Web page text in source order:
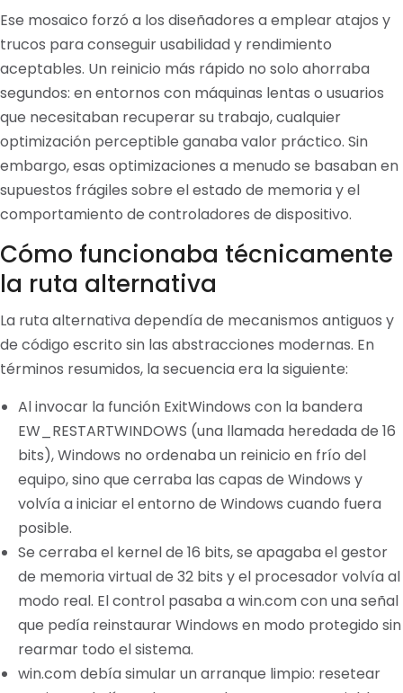
Ese mosaico forzó a los diseñadores a emplear atajos y
trucos para conseguir usabilidad y rendimiento
aceptables. Un reinicio más rápido no solo ahorraba
segundos: en entornos con máquinas lentas o usuarios
que necesitaban recuperar su trabajo, cualquier
optimización perceptible ganaba valor práctico. Sin
embargo, esas optimizaciones a menudo se basaban en
supuestos frágiles sobre el estado de memoria y el
comportamiento de controladores de dispositivo.
Cómo funcionaba técnicamente
la ruta alternativa
La ruta alternativa dependía de mecanismos antiguos y
de código escrito sin las abstracciones modernas. En
términos resumidos, la secuencia era la siguiente:
Al invocar la función ExitWindows con la bandera
EW_RESTARTWINDOWS (una llamada heredada de 16
bits), Windows no ordenaba un reinicio en frío del
equipo, sino que cerraba las capas de Windows y
volvía a iniciar el entorno de Windows cuando fuera
posible.
Se cerraba el kernel de 16 bits, se apagaba el gestor
de memoria virtual de 32 bits y el procesador volvía al
modo real. El control pasaba a win.com con una señal
que pedía reinstaurar Windows en modo protegido sin
rearmar todo el sistema.
win.com debía simular un arranque limpio: resetear